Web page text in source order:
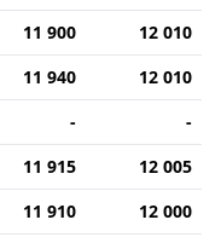
11 900
12 010
11 940
12 010
-
-
11 915
12 005
11 910
12 000